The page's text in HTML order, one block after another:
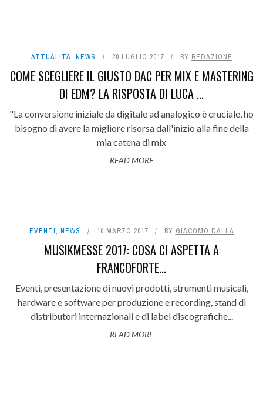
ATTUALITÀ, NEWS 20 LUGLIO 2017 BY REDAZIONE
COME SCEGLIERE IL GIUSTO DAC PER MIX E MASTERING
DI EDM? LA RISPOSTA DI LUCA ...
"La conversione iniziale da digitale ad analogico è cruciale, ho
bisogno di avere la migliore risorsa dall'inizio alla fine della
mia catena di mix
READ MORE
EVENTI, NEWS 16 MARZO 2017 BY GIACOMO DALLA
MUSIKMESSE 2017: COSA CI ASPETTA A
FRANCOFORTE...
Eventi, presentazione di nuovi prodotti, strumenti musicali,
hardware e software per produzione e recording, stand di
distributori internazionali e di label discografiche...
READ MORE